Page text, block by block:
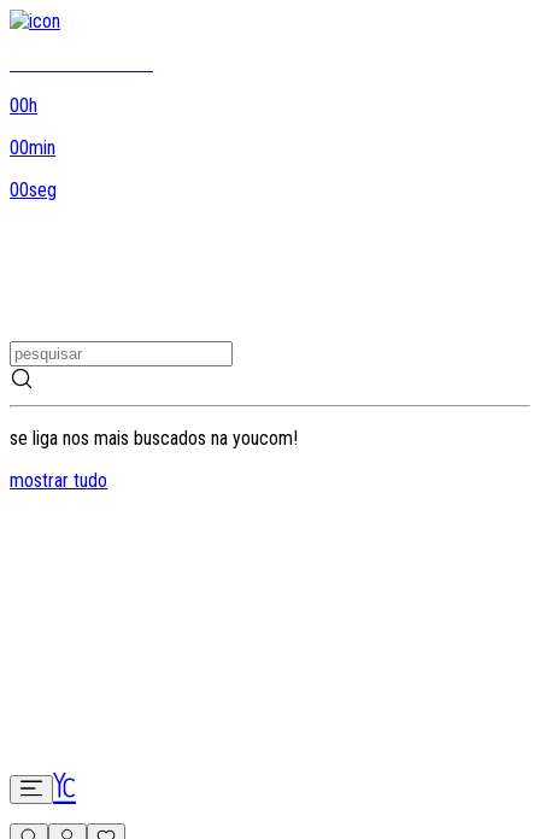
00h
00min
00seg
se liga nos mais buscados na youcom!
mostrar tudo